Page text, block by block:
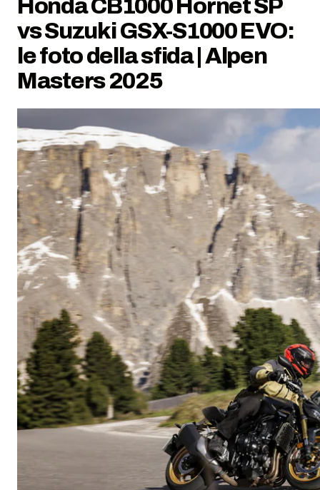
Honda CB1000 Hornet SP
vs Suzuki GSX-S1000 EVO:
le foto della sfida | Alpen
Masters 2025